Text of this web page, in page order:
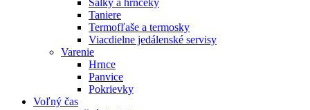
Taniere
Termofľaše a termosky
Viacdielne jedálenské servisy
Varenie
Hrnce
Panvice
Pokrievky
Voľný čas